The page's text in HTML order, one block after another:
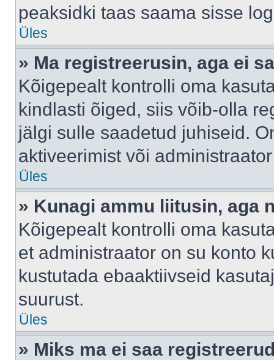
peaksidki taas saama sisse
Üles
» Ma registreerusin, aga ei
Kõigepealt kontrolli oma
kindlasti õiged, siis võib-olla
jälgi sulle saadetud juhiseid.
aktiveerimist või
Üles
» Kunagi ammu liitusin, aga
Kõigepealt kontrolli oma
et administraator on su konto
kustutada ebaaktiivseid
suurust.
Üles
» Miks ma ei saa